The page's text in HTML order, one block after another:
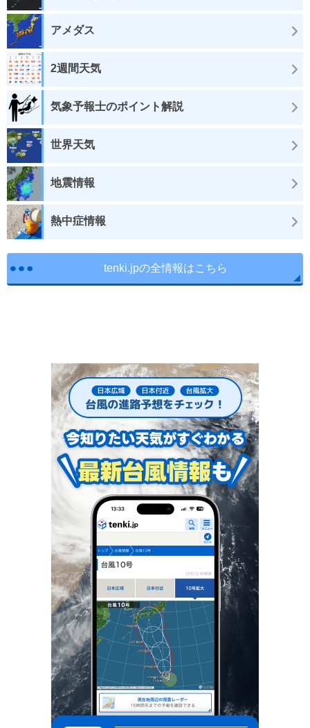
アメダス
2週間天気
気象予報士のポイント解説
世界天気
地震情報
熱中症情報
tenki.jpの全情報はこちら